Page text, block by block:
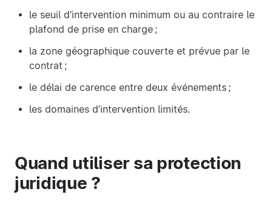
le seuil d’intervention minimum ou au contraire le
plafond de prise en charge ;
la zone géographique couverte et prévue par le
contrat ;
le délai de carence entre deux événements ;
les domaines d’intervention limités.
Quand utiliser sa protection
juridique ?